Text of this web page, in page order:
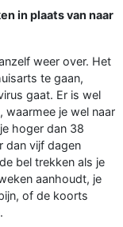
in plaats van naar
weer over. Het
te gaan,
gaat. Er is wel
waarmee je wel naar
hoger dan 38
dan vijf dagen
bel trekken als je
aanhoudt, je
of de koorts